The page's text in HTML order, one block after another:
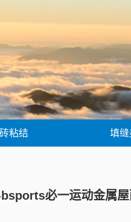
粘结 填缝
必一运动金属